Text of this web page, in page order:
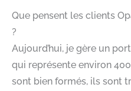
Que pensent les clients
?
Aujourd’hui, je gère un
qui représente environ
sont bien formés, ils sont